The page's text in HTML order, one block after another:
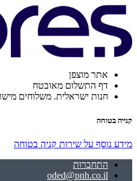
אתר מוצפן
דף התשלום מאובטח
חנות ישראלית. משלוחים
קנייה בטוחה
מידע נוסף על שירות קניה בטוחה
התחברות
oded@pnh.co.il